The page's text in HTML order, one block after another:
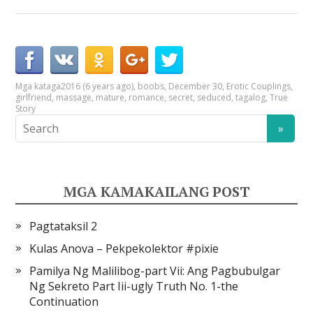
Mga kataga2016 (6 years ago), boobs, December 30, Erotic Couplings,
girlfriend, massage, mature, romance, secret, seduced,tagalog,True
Story
MGA KAMAKAILANG POST
Pagtataksil 2
Kulas Anova – Pekpekolektor #pixie
Pamilya Ng Malilibog-part Vii: Ang Pagbubulgar
Ng Sekreto Part Iii-ugly Truth No. 1-the
Continuation